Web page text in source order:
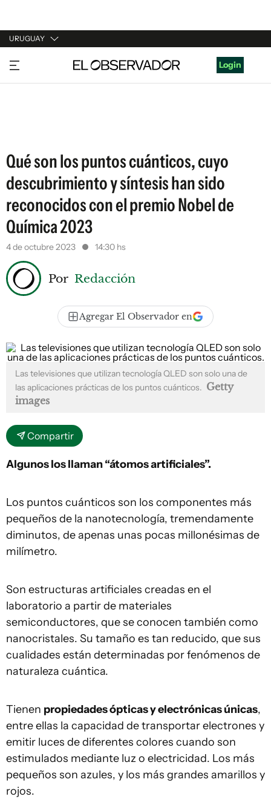
URUGUAY
URUGUAY
ARGENTINA
Login
Qué son los puntos cuánticos, cuyo
descubrimiento y síntesis han sido
reconocidos con el premio Nobel de
Química 2023
4 de octubre 2023 14:30 hs
Por Redacción
Agregar El Observador en
Las televisiones que utilizan tecnología QLED son solo una de
las aplicaciones prácticas de los puntos cuánticos. Getty
images
Compartir
Algunos los llaman “átomos artificiales”.
Los puntos cuánticos son los componentes más
pequeños de la nanotecnología, tremendamente
diminutos, de apenas unas pocas millonésimas de
milímetro.
Son estructuras artificiales creadas en el
laboratorio a partir de materiales
semiconductores, que se conocen también como
nanocristales. Su tamaño es tan reducido, que sus
cualidades están determinadas por fenómenos de
naturaleza cuántica.
Tienen propiedades ópticas y electrónicas únicas,
entre ellas la capacidad de transportar electrones y
emitir luces de diferentes colores cuando son
estimulados mediante luz o electricidad. Los más
pequeños son azules, y los más grandes amarillos y
rojos.